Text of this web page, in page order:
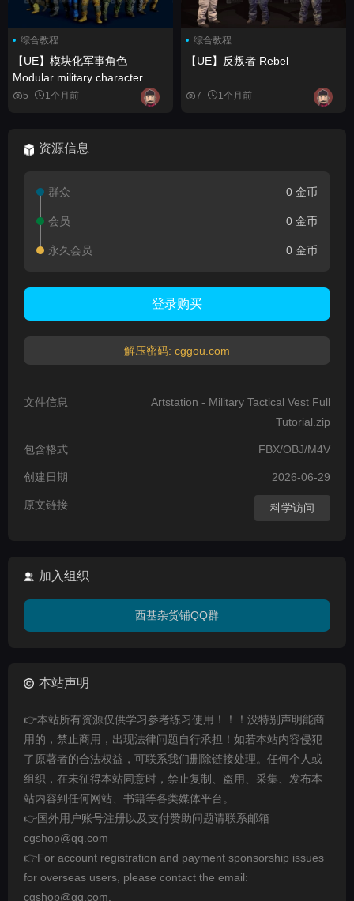
综合教程
【UE】模块化军事角色
Modular military character
5 1个月前
综合教程
【UE】反叛者 Rebel
7 1个月前
资源信息
群众 0 金币
会员 0 金币
永久会员 0 金币
登录购买
解压密码: cggou.com
文件信息
Artstation - Military Tactical Vest Full
Tutorial.zip
包含格式 FBX/OBJ/M4V
创建日期 2026-06-29
原文链接 科学访问
加入组织
西基杂货铺QQ群
本站声明
👉本站所有资源仅供学习参考练习使用！！！没特别声明能商
用的，禁止商用，出现法律问题自行承担！如若本站内容侵犯
了原著者的合法权益，可联系我们删除链接处理。任何个人或
组织，在未征得本站同意时，禁止复制、盗用、采集、发布本
站内容到任何网站、书籍等各类媒体平台。
👉国外用户账号注册以及支付赞助问题请联系邮箱
cgshop@qq.com
👉For account registration and payment sponsorship issues
for overseas users, please contact the email:
cgshop@qq.com.